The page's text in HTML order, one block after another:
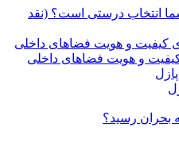
انتخاب درستی است؟ (نقد
و هویت فضاهای داخلی
بحران رسید؟